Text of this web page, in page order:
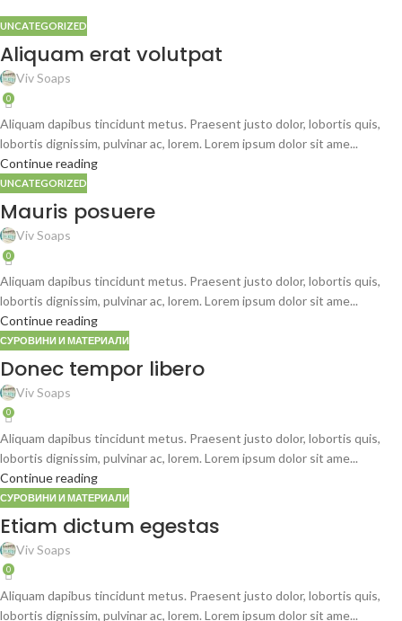
UNCATEGORIZED
Aliquam erat volutpat
Viv Soaps
0
Aliquam dapibus tincidunt metus. Praesent justo dolor, lobortis quis,
lobortis dignissim, pulvinar ac, lorem. Lorem ipsum dolor sit ame...
Continue reading
UNCATEGORIZED
Mauris posuere
Viv Soaps
0
Aliquam dapibus tincidunt metus. Praesent justo dolor, lobortis quis,
lobortis dignissim, pulvinar ac, lorem. Lorem ipsum dolor sit ame...
Continue reading
СУРОВИНИ И МАТЕРИАЛИ
Donec tempor libero
Viv Soaps
0
Aliquam dapibus tincidunt metus. Praesent justo dolor, lobortis quis,
lobortis dignissim, pulvinar ac, lorem. Lorem ipsum dolor sit ame...
Continue reading
СУРОВИНИ И МАТЕРИАЛИ
Etiam dictum egestas
Viv Soaps
0
Aliquam dapibus tincidunt metus. Praesent justo dolor, lobortis quis,
lobortis dignissim, pulvinar ac, lorem. Lorem ipsum dolor sit ame...